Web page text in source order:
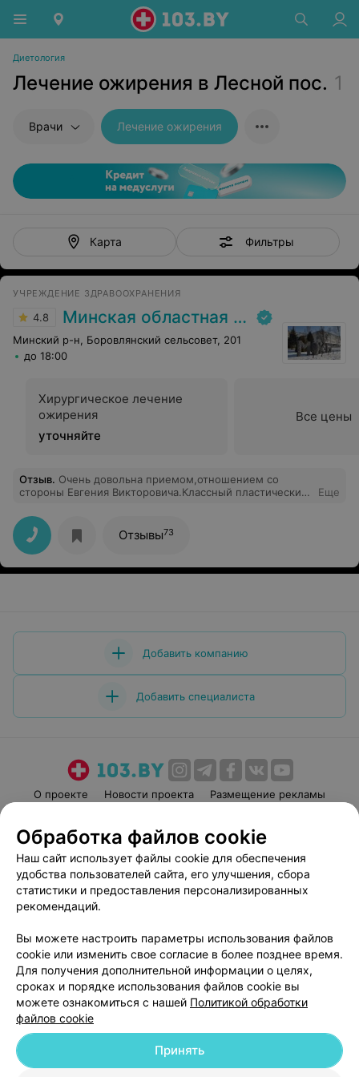
Диетология
Лечение ожирения в Лесной пос. 1
Врачи Лечение ожирения
Карта Фильтры
УЧРЕЖДЕНИЕ ЗДРАВООХРАНЕНИЯ
4.8 Минская областная клиническая больница
Минский р-н, Боровлянский сельсовет, 201
до 18:00
Хирургическое лечение
ожирения
уточняйте
Все цены
Отзыв. Очень довольна приемом,отношением со
стороны Евгения Викторовича.Классный пластический
Еще
Отзывы73
Добавить компанию
Добавить специалиста
О проекте Новости проекта
Размещение рекламы
Пользовательское соглашение
Способы оплаты
Вакансии
Партнеры
Написать руководителю 103.by
Обработка персональных данных
© 2026 ООО «Артокс Лаб», УНП 191700409
| 220012, Республика Беларусь,
Обработка файлов cookie
Наш сайт использует файлы cookie для обеспечения
удобства пользователей сайта, его улучшения, сбора
статистики и предоставления персонализированных
рекомендаций.
Вы можете настроить параметры использования файлов
cookie или изменить свое согласие в более позднее время.
Для получения дополнительной информации о целях,
сроках и порядке использования файлов cookie вы
можете ознакомиться с нашей Политикой обработки
файлов cookie
Принять